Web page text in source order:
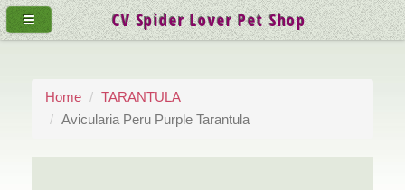
Home
TARANTULA
Avicularia Peru Purple Tarantula
CV Spider Lover Pet Shop